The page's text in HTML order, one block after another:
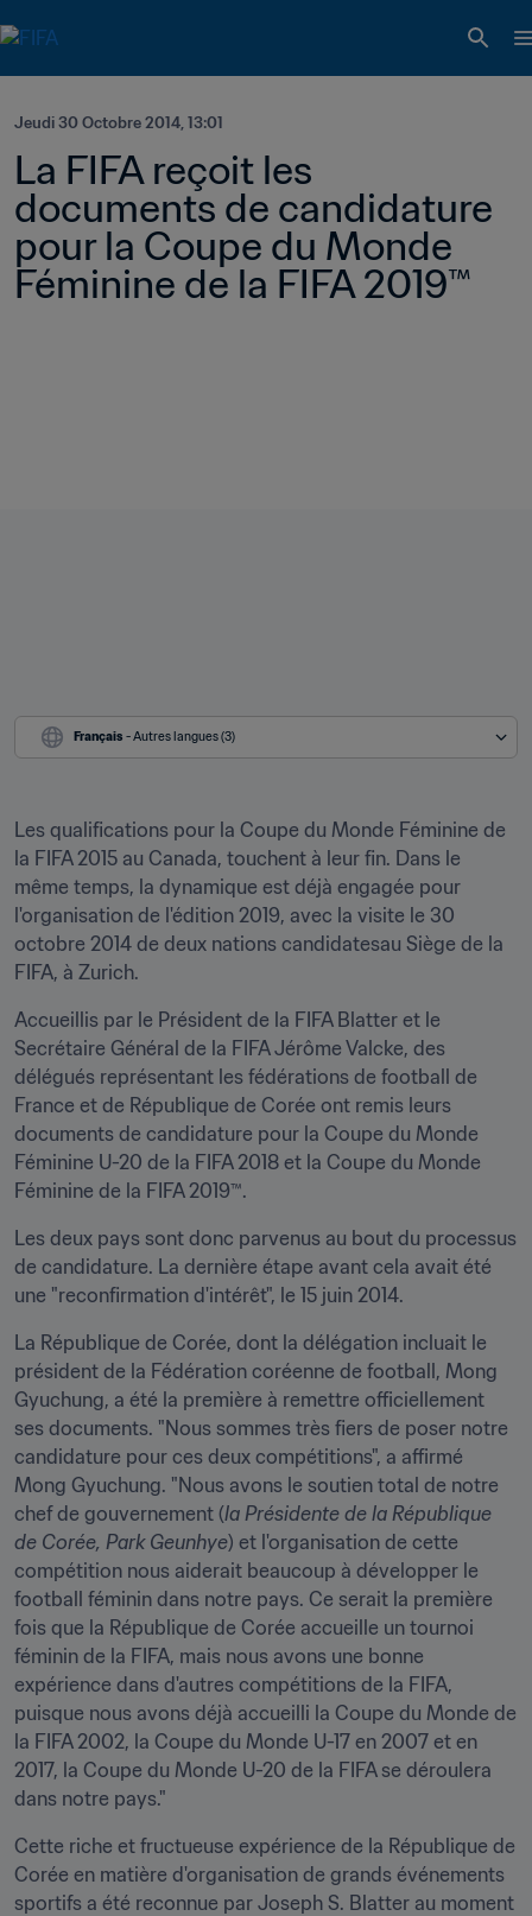
Jeudi 30 Octobre 2014, 13:01
La FIFA reçoit les
documents de candidature
pour la Coupe du Monde
Féminine de la FIFA 2019™
Français - Autres langues (3)
Les qualifications pour la Coupe du Monde Féminine de
la FIFA 2015 au Canada, touchent à leur fin. Dans le
même temps, la dynamique est déjà engagée pour
l'organisation de l'édition 2019, avec la visite le 30
octobre 2014 de deux nations candidatesau Siège de la
FIFA, à Zurich.
Accueillis par le Président de la FIFA Blatter et le
Secrétaire Général de la FIFA Jérôme Valcke, des
délégués représentant les fédérations de football de
France et de République de Corée ont remis leurs
documents de candidature pour la Coupe du Monde
Féminine U-20 de la FIFA 2018 et la Coupe du Monde
Féminine de la FIFA 2019™.
Les deux pays sont donc parvenus au bout du processus
de candidature. La dernière étape avant cela avait été
une "reconfirmation d'intérêt", le 15 juin 2014.
La République de Corée, dont la délégation incluait le
président de la Fédération coréenne de football, Mong
Gyuchung, a été la première à remettre officiellement
ses documents. "Nous sommes très fiers de poser notre
candidature pour ces deux compétitions", a affirmé
Mong Gyuchung. "Nous avons le soutien total de notre
chef de gouvernement (la Présidente de la République
de Corée, Park Geunhye) et l'organisation de cette
compétition nous aiderait beaucoup à développer le
football féminin dans notre pays. Ce serait la première
fois que la République de Corée accueille un tournoi
féminin de la FIFA, mais nous avons une bonne
expérience dans d'autres compétitions de la FIFA,
puisque nous avons déjà accueilli la Coupe du Monde de
la FIFA 2002, la Coupe du Monde U-17 en 2007 et en
2017, la Coupe du Monde U-20 de la FIFA se déroulera
dans notre pays."
Cette riche et fructueuse expérience de la République de
Corée en matière d'organisation de grands événements
sportifs a été reconnue par Joseph S. Blatter au moment